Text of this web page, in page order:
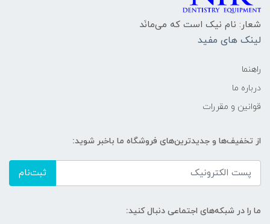
شعار: نام نیک است که می‌مانَد
لینک های مفید
راهنما
درباره ما
قوانین و مقررات
از تخفیف‌ها و جدیدترین‌های فروشگاه ما باخبر شوید:
ثبت‌نام
ما را در شبکه‌های اجتماعی دنبال کنید: